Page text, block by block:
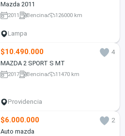
Mazda 2011
2011 Bencina 126000 km
Lampa
$10.490.000
4
MAZDA 2 SPORT S MT
2017 Bencina 11470 km
Providencia
$6.000.000
2
Auto mazda